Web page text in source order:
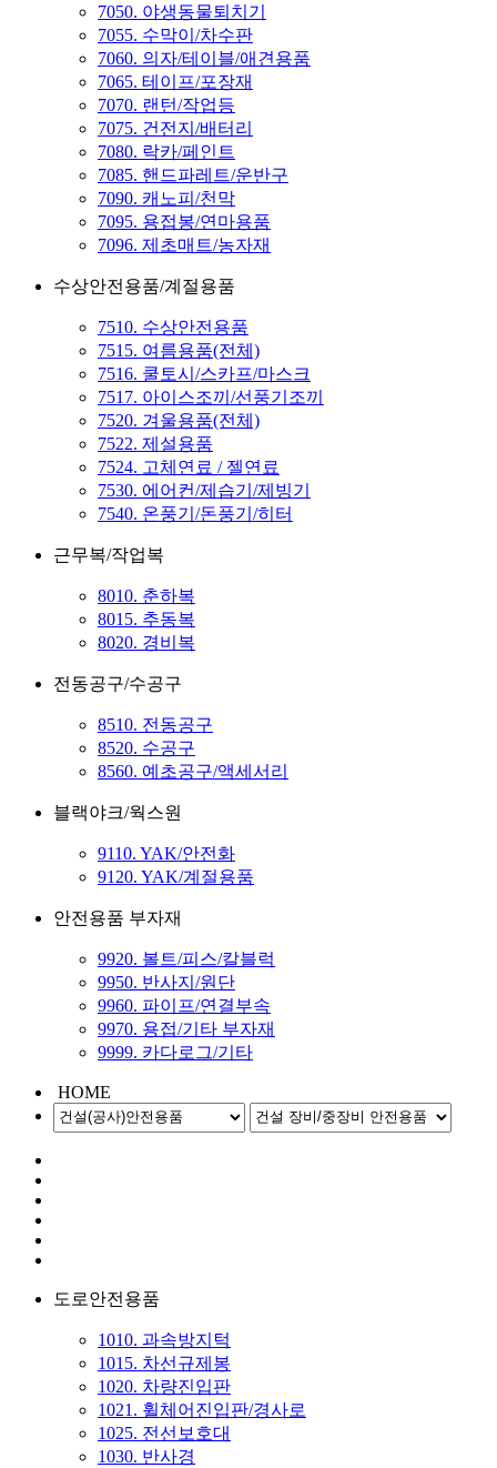
7050. 야생동물퇴치기
7055. 수막이/차수판
7060. 의자/테이블/애견용품
7065. 테이프/포장재
7070. 랜턴/작업등
7075. 건전지/배터리
7080. 락카/페인트
7085. 핸드파레트/운반구
7090. 캐노피/천막
7095. 용접봉/연마용품
7096. 제초매트/농자재
수상안전용품/계절용품
7510. 수상안전용품
7515. 여름용품(전체)
7516. 쿨토시/스카프/마스크
7517. 아이스조끼/선풍기조끼
7520. 겨울용품(전체)
7522. 제설용품
7524. 고체연료 / 젤연료
7530. 에어컨/제습기/제빙기
7540. 온풍기/돈풍기/히터
근무복/작업복
8010. 춘하복
8015. 추동복
8020. 경비복
전동공구/수공구
8510. 전동공구
8520. 수공구
8560. 예초공구/액세서리
블랙야크/웍스원
9110. YAK/안전화
9120. YAK/계절용품
안전용품 부자재
9920. 볼트/피스/칼블럭
9950. 반사지/원단
9960. 파이프/연결부속
9970. 용접/기타 부자재
9999. 카다로그/기타
HOME
도로안전용품
1010. 과속방지턱
1015. 차선규제봉
1020. 차량진입판
1021. 휠체어진입판/경사로
1025. 전선보호대
1030. 반사경